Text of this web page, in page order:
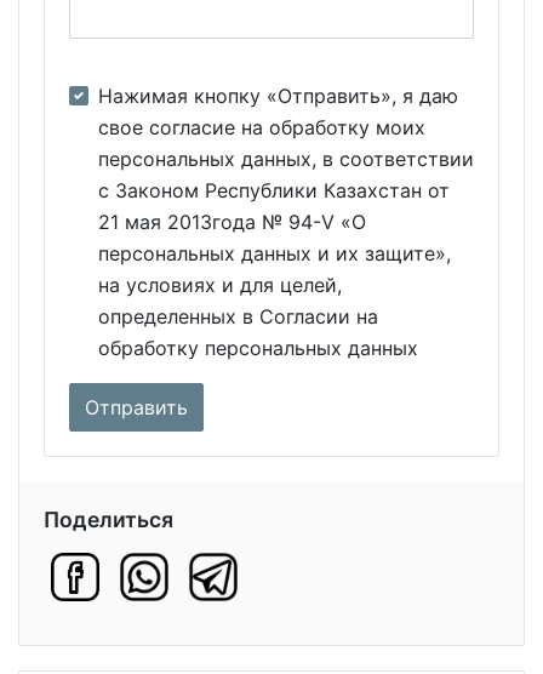
Нажимая кнопку «Отправить», я даю
свое согласие на обработку моих
персональных данных, в соответствии
с Законом Республики Казахстан от
21 мая 2013года № 94-V «О
персональных данных и их защите»,
на условиях и для целей,
определенных в Согласии на
обработку персональных данных
Поделиться